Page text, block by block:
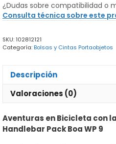
Evoc
Handlebar
WP
¿Dudas sobre compatibilidad o
Consulta técnica sobre este
SKU:102812121
Categoría:Bolsas y Cintas Portaobjetos
Descripción
Valoraciones (0)
Aventuras en Bicicleta con
Handlebar Pack Boa WP 9